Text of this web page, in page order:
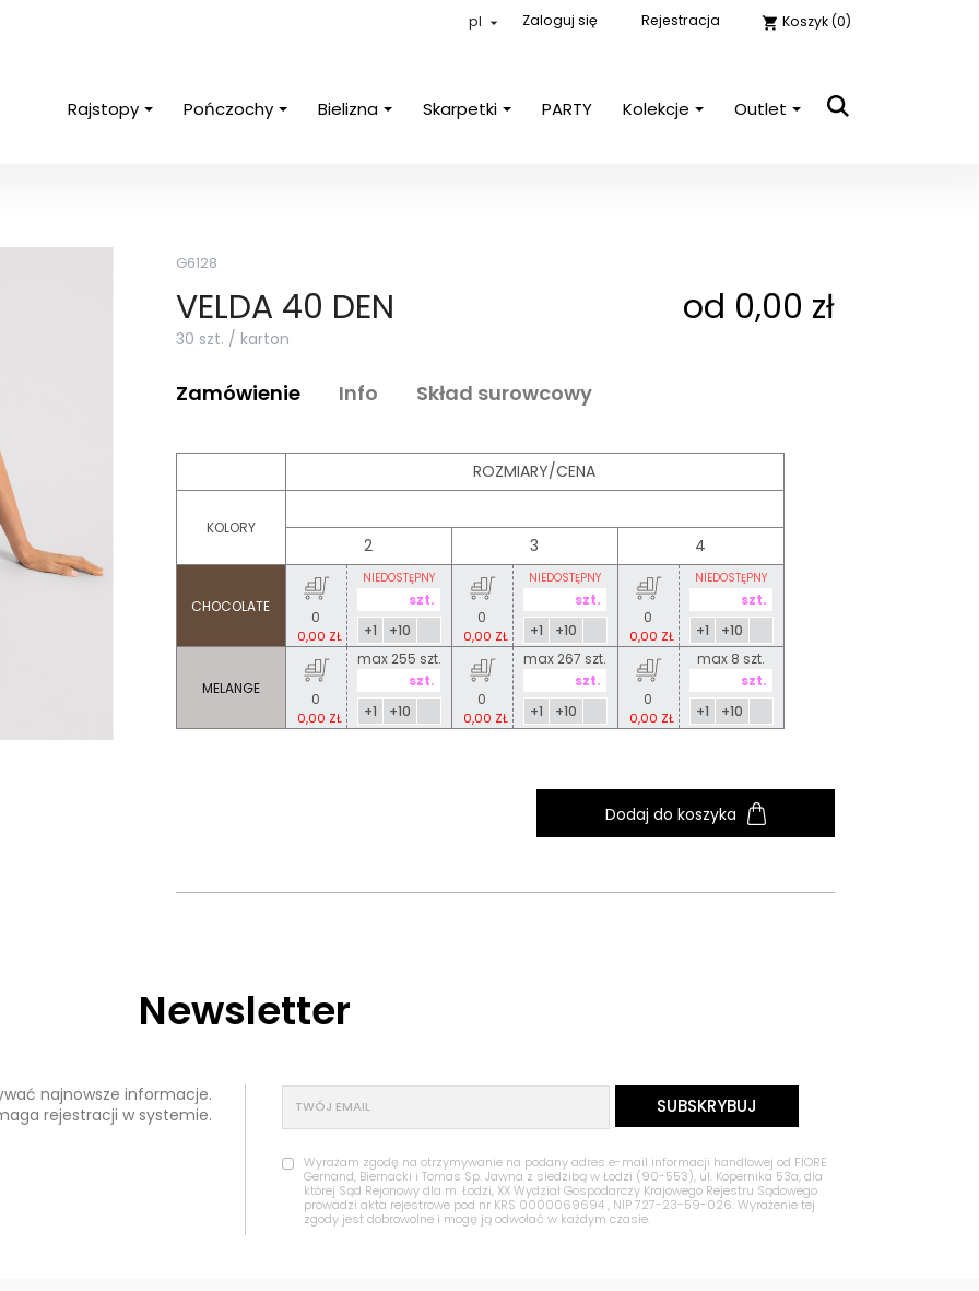
pl  Zaloguj się Rejestracja shopping_cart Koszyk(0)
Rajstopy Pończochy Bielizna Skarpetki PARTY Kolekcje Outlet close
G6128
VELDA 40 DEN od 0,00 zł
30 szt. / karton
Zamówienie Info Skład surowcowy
KOLORY
CHOCOLATE
MELANGE
ROZMIARY/CENA
2 3 4
0
0,00 ZŁ
NIEDOSTĘPNY
+1 +10
0
0,00 ZŁ
NIEDOSTĘPNY
+1 +10
0
0,00 ZŁ
NIEDOSTĘPNY
+1 +10
0
0,00 ZŁ
max 255 szt.
+1 +10
0
0,00 ZŁ
max 267 szt.
+1 +10
0
0,00 ZŁ
max 8 szt.
+1 +10
Dodaj do koszyka
Newsletter
najnowsze informacje.
rejestracji w systemie.
Wyrażam zgodę na otrzymywanie na podany adres e-mail informacji handlowej od FIORE
Gernand, Biernacki i Tomas Sp. Jawna z siedzibą w Łodzi (90-553), ul. Kopernika 53a, dla
której Sąd Rejonowy dla m. Łodzi, XX Wydział Gospodarczy Krajowego Rejestru Sądowego
prowadzi akta rejestrowe pod nr KRS 0000069694 , NIP 727-23-59-026. Wyrażenie tej
zgody jest dobrowolne i mogę ją odwołać w każdym czasie.